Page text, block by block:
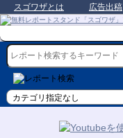
スゴワザとは 広告出稿